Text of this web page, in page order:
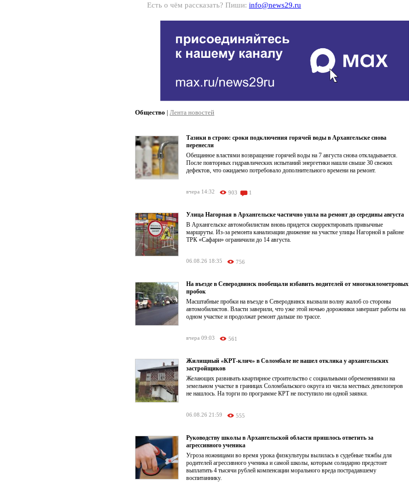
Есть о чём рассказать? Пиши: info@news29.ru
Общество | Лента новостей
Тазики в строю: сроки подключения горячей воды в Архангельске снова
перенесли
Обещанное властями возвращение горячей воды на 7 августа снова откладывается.
После повторных гидравлических испытаний энергетики нашли свыше 30 свежих
дефектов, что ожидаемо потребовало дополнительного времени на ремонт.
вчера 14:32 903 1
Улица Нагорная в Архангельске частично ушла на ремонт до середины августа
В Архангельске автомобилистам вновь придется скорректировать привычные
маршруты. Из-за ремонта канализации движение на участке улицы Нагорной в районе
ТРК «Сафари» ограничили до 14 августа.
06.08.26 18:35 756
На въезде в Северодвинск пообещали избавить водителей от многокилометровых
пробок
Масштабные пробки на въезде в Северодвинск вызвали волну жалоб со стороны
автомобилистов. Власти заверили, что уже этой ночью дорожники завершат работы на
одном участке и продолжат ремонт дальше по трассе.
вчера 09:03 561
Жилищный «КРТ-клич» в Соломбале не нашел отклика у архангельских
застройщиков
Желающих развивать квартирное строительство с социальными обременениями на
земельном участке в границах Соломбальского округа из числа местных девелоперов
не нашлось. На торги по программе КРТ не поступило ни одной заявки.
06.08.26 21:59 555
Руководству школы в Архангельской области пришлось ответить за
агрессивного ученика
Угроза ножницами во время урока физкультуры вылилась в судебные тяжбы для
родителей агрессивного ученика и самой школы, которым солидарно предстоит
выплатить 4 тысячи рублей компенсации морального вреда пострадавшему
воспитаннику.